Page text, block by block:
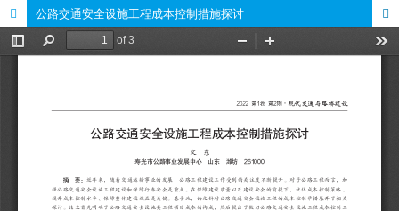
公路交通安全设施工程成本控制措施探讨